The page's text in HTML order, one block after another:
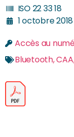
ISO 22 33 18
1 octobre 2018
Accès au
Bluetooth,CAA